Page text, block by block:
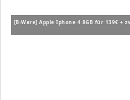
[B-Ware] Apple Iphone 4 8GB für 139€ +